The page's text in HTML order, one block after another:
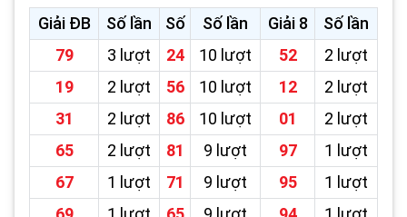
Giải ĐB
Số lần Số Số lần Giải 8
Số lần
79
3 lượt 24 10 lượt 52
2 lượt
19
2 lượt 56 10 lượt 12
2 lượt
31
2 lượt 86 10 lượt 01
2 lượt
65
2 lượt 81 9 lượt 97
1 lượt
67
1 lượt 71 9 lượt 95
1 lượt